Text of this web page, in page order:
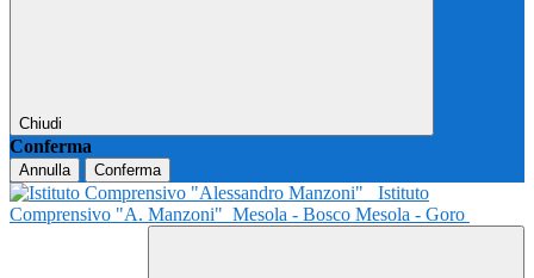
Chiudi
Conferma
Annulla Conferma
Istituto
Comprensivo "A. Manzoni" Mesola - Bosco Mesola - Goro